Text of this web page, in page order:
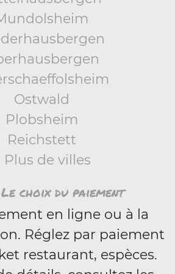
Ostwald
Plobsheim
Reichstett
Plus de villes
Le choix du paiement
en ligne ou à la
Réglez par paiement
restaurant, espèces.